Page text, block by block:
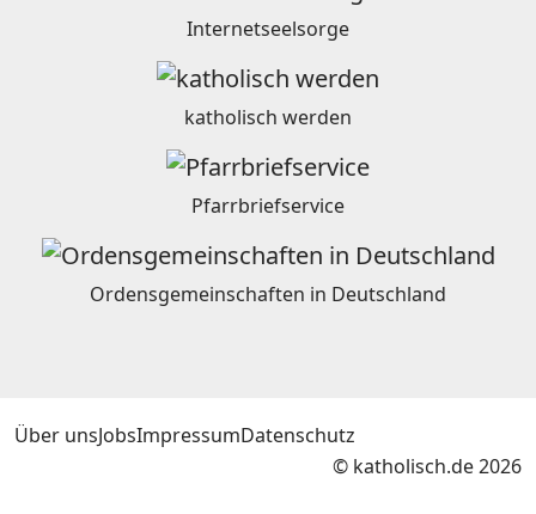
Internetseelsorge
katholisch werden
Pfarrbriefservice
Ordensgemeinschaften in Deutschland
Über unsJobsImpressumDatenschutz
© katholisch.de 2026